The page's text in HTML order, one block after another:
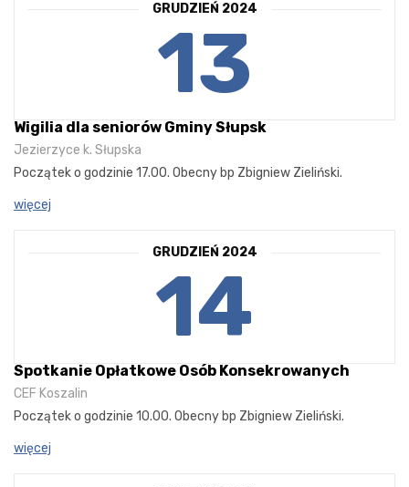
GRUDZIEŃ 2024
13
Wigilia dla seniorów Gminy Słupsk
Jezierzyce k. Słupska
Początek o godzinie 17.00. Obecny bp Zbigniew Zieliński.
więcej
GRUDZIEŃ 2024
14
Spotkanie Opłatkowe Osób Konsekrowanych
CEF Koszalin
Początek o godzinie 10.00. Obecny bp Zbigniew Zieliński.
więcej